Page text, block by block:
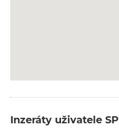
Inzeráty uživatele